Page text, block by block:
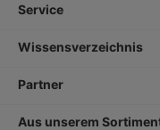
Service
Wissensverzeichnis
Partner
Aus unserem